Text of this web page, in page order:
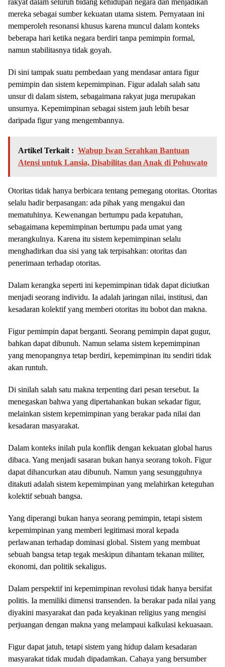
rakyat dalam seluruh bidang kehidupan negara dan menjadikan
mereka sebagai sumber kekuatan utama sistem. Pernyataan ini
memperoleh resonansi khusus karena muncul dalam konteks
beberapa hari ketika negara berdiri tanpa pemimpin formal,
namun stabilitasnya tidak goyah.
Di sini tampak suatu pembedaan yang mendasar antara figur
pemimpin dan sistem kepemimpinan. Figur adalah salah satu
unsur di dalam sistem, sebagaimana rakyat juga merupakan
unsurnya. Kepemimpinan sebagai sistem jauh lebih besar
daripada figur yang mengembannya.
Artikel Terkait : Wabup Iwan Serahkan Bantuan
Atensi untuk Lansia, Disabilitas dan Anak di Pohuwato
Otoritas tidak hanya berbicara tentang pemegang otoritas. Otoritas
selalu hadir berpasangan: ada pihak yang mengakui dan
mematuhinya. Kewenangan bertumpu pada kepatuhan,
sebagaimana kepemimpinan bertumpu pada umat yang
merangkulnya. Karena itu sistem kepemimpinan selalu
menghadirkan dua sisi yang tak terpisahkan: otoritas dan
penerimaan terhadap otoritas.
Dalam kerangka seperti ini kepemimpinan tidak dapat diciutkan
menjadi seorang individu. Ia adalah jaringan nilai, institusi, dan
kesadaran kolektif yang memberi otoritas itu bobot dan makna.
Figur pemimpin dapat berganti. Seorang pemimpin dapat gugur,
bahkan dapat dibunuh. Namun selama sistem kepemimpinan
yang menopangnya tetap berdiri, kepemimpinan itu sendiri tidak
akan runtuh.
Di sinilah salah satu makna terpenting dari pesan tersebut. Ia
menegaskan bahwa yang dipertahankan bukan sekadar figur,
melainkan sistem kepemimpinan yang berakar pada nilai dan
kesadaran masyarakat.
Dalam konteks inilah pula konflik dengan kekuatan global harus
dibaca. Yang menjadi sasaran bukan hanya seorang tokoh. Figur
dapat dihancurkan atau dibunuh. Namun yang sesungguhnya
ditakuti adalah sistem kepemimpinan yang melahirkan keteguhan
kolektif sebuah bangsa.
Yang diperangi bukan hanya seorang pemimpin, tetapi sistem
kepemimpinan yang memberi legitimasi moral kepada
perlawanan terhadap dominasi global. Sistem yang membuat
sebuah bangsa tetap tegak meskipun dihantam tekanan militer,
ekonomi, dan politik sekaligus.
Dalam perspektif ini kepemimpinan revolusi tidak hanya bersifat
politis. Ia memiliki dimensi transenden. Ia berakar pada nilai yang
diyakini masyarakat dan pada keyakinan religius yang mengisi
perjuangan dengan makna yang melampaui kalkulasi kekuasaan.
Figur dapat jatuh, tetapi sistem yang hidup dalam kesadaran
masyarakat tidak mudah dipadamkan. Cahaya yang bersumber